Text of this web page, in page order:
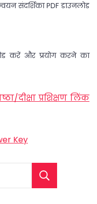
संदर्शिका PDF डाउनलोड
करें और प्रयोग करने का
दीक्षा प्रशिक्षण लिंक
Key